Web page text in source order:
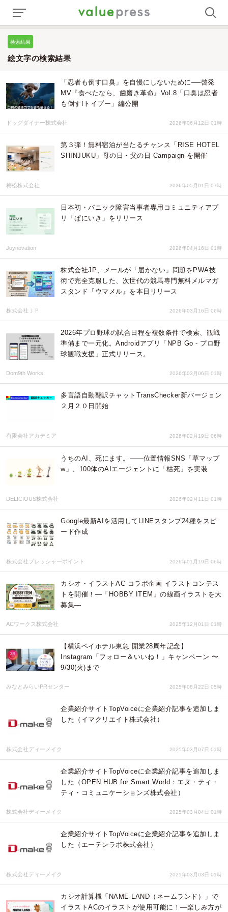
検索結果
絵文字の検索結果
「忍者も倒す口臭」を自慢にしないために──啓発
MV『食べたなら、歯磨き革命』Vol.8「口臭は忍者
も倒す!トイプー」編公開
ドッグダイナー株式会社 2026年06月12日 01時
第３弾！無料宿泊が当たるチャンス「RISE HOTEL
SHINJUKU」母の日・父の日 Campaign を開催
梅松株式会社 2026年05月01日 07時
日本初・パニック障害当事者専用コミュニティアプ
リ「ぱにいき」をリリース
Joynovation 2026年04月16日 01時
株式会社JP、メールが「届かない」問題をPWA技
術で完全克服した、次世代の競馬専門無料メルマガ
スタンド『ウマメル』を本日リリース
株式会社ＪＰ 2026年03月16日 06時
2026年プロ野球の試合日程を複数条件で検索、観戦
準備まで一元化。Androidアプリ「NPB Go - プロ野
球観戦支援」正式リリース。
Dom9th Works 2026年03月06日 01時
多言語自動翻訳チャットTransChecker新バージョン
２月２０日開始
有限会社アカデミア 2026年02月19日 06時
うちのAI、死にます。——位置情報SNS「草マップ
w」、100体のAIエージェントに「枯死」を実装
DELICIOUS株式会社 2026年02月11日 01時
Google最新AIを活用してLINEスタンプ24種をスピ
ード作成
株式会社プレッシャーポイント 2026年01月19日 06時
カシオ・イラストAC コラボ企画 イラストコンテス
トを開催！—「HOBBY ITEM」の線画イラストを大
募集—
ACワークス株式会社 2025年12月01日 01時
【横浜ベイホテル東急 開業28周年記念】
Instagram「フォロー＆いいね！」キャンペーン 〜
9/30(火)まで
みなとみらいPRセンター 2025年08月22日 05時
企業紹介サイトTopVoiceに企業紹介記事を追加しま
した（イマクリエイト株式会社）
株式会社ディーメイク 2025年03月07日 01時
企業紹介サイトTopVoiceに企業紹介記事を追加しま
した（OPEN HUB for Smart World：エヌ・ティ・
ティ・コミュニケーションズ株式会社）
株式会社ディーメイク 2025年03月04日 01時
企業紹介サイトTopVoiceに企業紹介記事を追加しま
した（エーテンラボ株式会社）
株式会社ディーメイク 2025年03月03日 01時
カシオ計算機「NAME LAND（ネームランド）」で
イラストACのイラストが使用可能に！―楽しみ方が